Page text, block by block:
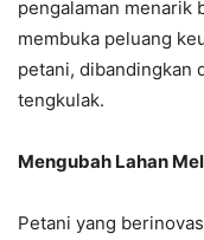
pengalaman menarik
membuka peluang
petani, dibandingkan
tengkulak.
Mengubah Lahan
Petani yang